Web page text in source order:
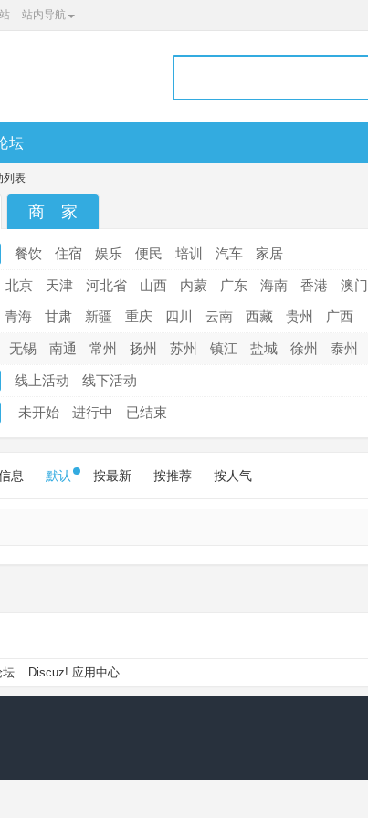
站内导航
坛
列表
商 家
餐饮 住宿 娱乐 便民 培训 汽车 家居
北京 天津 河北省 山西 内蒙 广东 海南 香港 澳门
青海 甘肃 新疆 重庆 四川 云南 西藏 贵州 广西
无锡 南通 常州 扬州 苏州 镇江 盐城 徐州 泰州
线上活动 线下活动
未开始 进行中 已结束
息 默认 按最新 按推荐 按人气
坛 Discuz! 应用中心